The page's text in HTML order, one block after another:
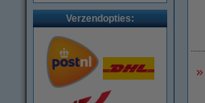
Verzendopties: